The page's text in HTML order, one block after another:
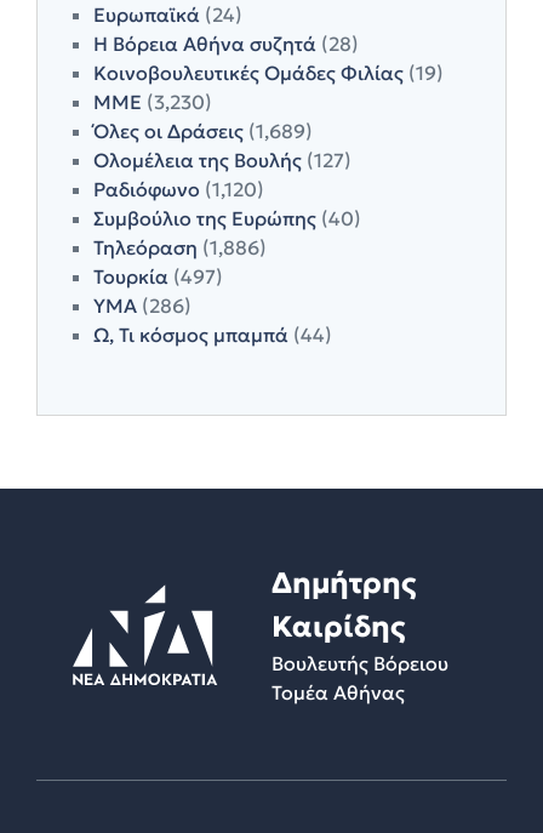
Ευρωπαϊκά (24)
Η Βόρεια Αθήνα συζητά (28)
Κοινοβουλευτικές Ομάδες Φιλίας (19)
ΜΜΕ (3,230)
Όλες οι Δράσεις (1,689)
Ολομέλεια της Βουλής (127)
Ραδιόφωνο (1,120)
Συμβούλιο της Ευρώπης (40)
Τηλεόραση (1,886)
Τουρκία (497)
ΥΜΑ (286)
Ω, Τι κόσμος μπαμπά (44)
Δημήτρης
Καιρίδης
Βουλευτής Βόρειου
Τομέα Αθήνας